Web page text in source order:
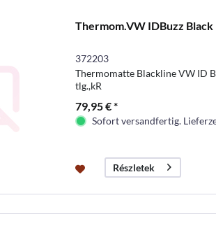
Thermom.VW IDBuzz Black
372203
Thermomatte Blackline VW ID
tlg.,kR
79,95 € *
Sofort versandfertig.
Részletek